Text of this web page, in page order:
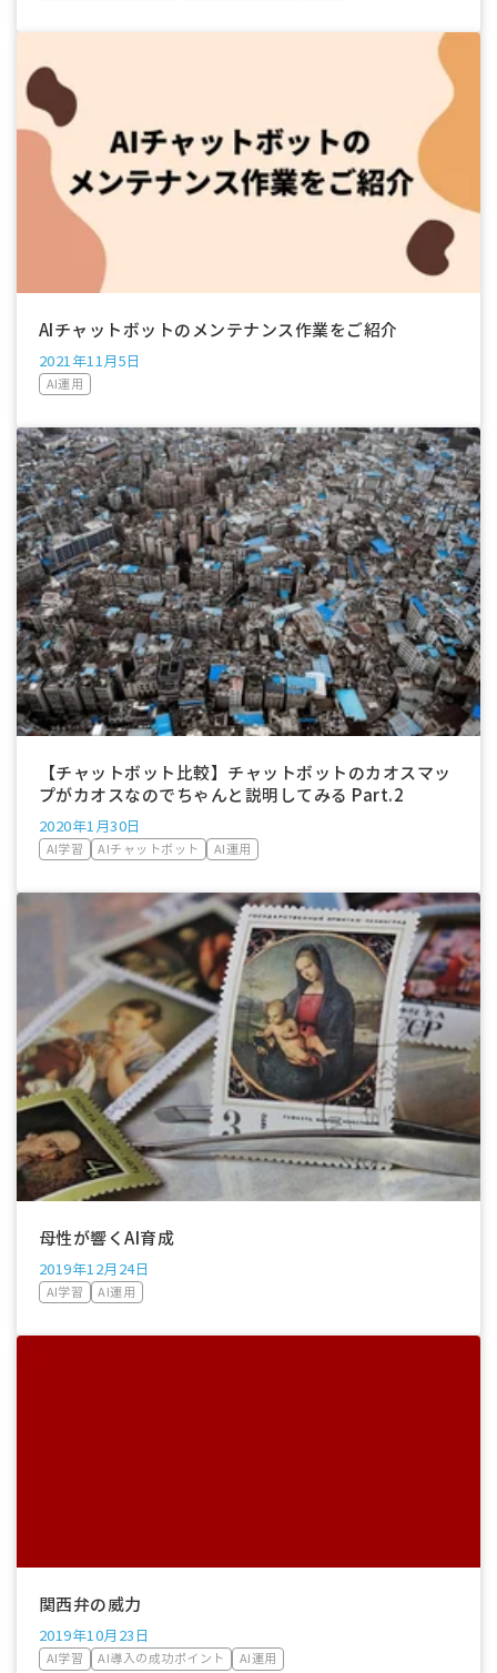
AIチャットボットのメンテナンス作業をご紹介
2021年11月5日
AI運用
【チャットボット比較】チャットボットのカオスマッ
プがカオスなのでちゃんと説明してみる Part.2
2020年1月30日
AI学習 AIチャットボット AI運用
母性が響くAI育成
2019年12月24日
AI学習 AI運用
関西弁の威力
2019年10月23日
AI学習 AI導入の成功ポイント AI運用